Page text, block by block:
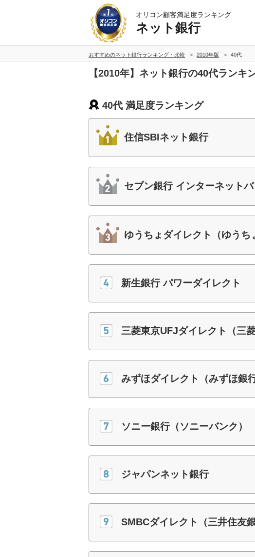
オリコン顧客満足度ランキング
ネット銀行
おすすめのネット銀行ランキング・比較 2010年版 40代
【2010年】ネット銀行の40代ランキ
40代 満足度ランキング
住信SBIネット銀行
セブン銀行 インターネット
ゆうちょダイレクト（ゆうち
新生銀行 パワーダイレクト
三菱東京UFJダイレクト（三
みずほダイレクト（みずほ銀行
ソニー銀行（ソニーバンク）
ジャパンネット銀行
SMBCダイレクト（三井住友銀